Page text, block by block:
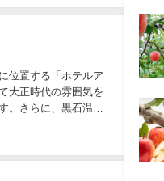
位置する「ホテルア
大正時代の雰囲気を
。さらに、黒石温泉